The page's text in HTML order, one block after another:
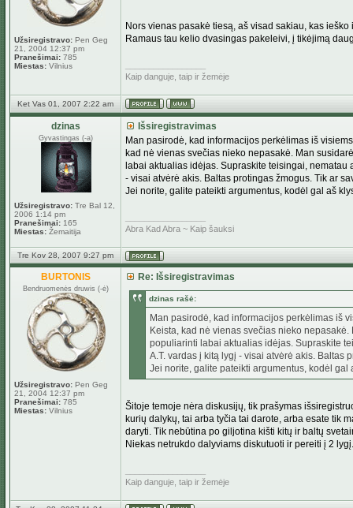
Užsiregistravo: Pen Geg
21, 2004 12:37 pm
Pranešimai: 785
Miestas: Vilnius
Nors vienas pasakė tiesą, aš visad sakiau, kas
Ramaus tau kelio dvasingas pakeleivi, į tikėjimą
Kaip danguje, taip ir žemėje
Ket Vas 01, 2007 2:22 am
dzinas
Gyvastingas (-a)
Užsiregistravo: Tre Bal 12,
2006 1:14 pm
Pranešimai: 165
Miestas: Žemaitija
Išsiregistravimas
Man pasirodė, kad informacijos perkėlimas iš
kad nė vienas svečias nieko nepasakė. Man
labai aktualias idėjas. Supraskite teisingai,
- visai atvėrė akis. Baltas protingas žmogus. Tik ar
Jei norite, galite pateikti argumentus, kodėl gal aš
Abra Kad Abra ~ Kaip šauksi
Tre Kov 28, 2007 9:27 pm
BURTONIS
Bendruomenės druwis (-ė)
Užsiregistravo: Pen Geg
21, 2004 12:37 pm
Pranešimai: 785
Miestas: Vilnius
Re: Išsiregistravimas
dzinas rašė:
Man pasirodė, kad informacijos perkėlimas iš
Keista, kad nė vienas svečias nieko
populiarinti labai aktualias idėjas. Supraskite
A.T. vardas į kitą lygį - visai atvėrė akis. Baltas
Jei norite, galite pateikti argumentus, kodėl
Šitoje temoje nėra diskusijų, tik prašymas
kurių dalykų, tai arba tyčia tai darote, arba esate tik
daryti. Tik nebūtina po giljotina kišti kitų ir baltų
Niekas netrukdo dalyviams diskutuoti ir pereiti į 2
Kaip danguje, taip ir žemėje